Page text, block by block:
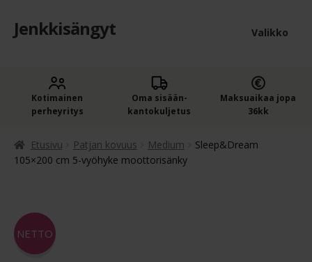
Siirry
navigointiin
Siirry
sisältöön
Jenkkisängyt Valikko
Jenkkisängyt
Oheistuotteet
Kassa
Jenkkisängyn ostajan opas
Kotimainen
perheyritys
Oma sisään­
kantokuljetus
Maksuaikaa jopa
36kk
Etusivu Patjan kovuus Medium
Sleep&Dream
105×200 cm 5-vyöhyke moottorisänky
NETTO